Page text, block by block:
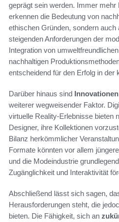
geprägt sein werden. Immer
erkennen die Bedeutung von
ethischen Gründen, sondern auch
steigenden Anforderungen der
Integration von
nachhaltigen
entscheidend für den Erfolg in der
Darüber hinaus sind Innovationen
weiterer wegweisender Faktor.
virtuelle Reality-Erlebnisse bieten
Designer, ihre Kollektionen
Bilanz herkömmlicher
Formate könnten vor allem
und die Modeindustrie
Zugänglichkeit und Interaktivität
Abschließend lässt sich sagen,
Herausforderungen steht, die
bieten. Die Fähigkeit, sich an